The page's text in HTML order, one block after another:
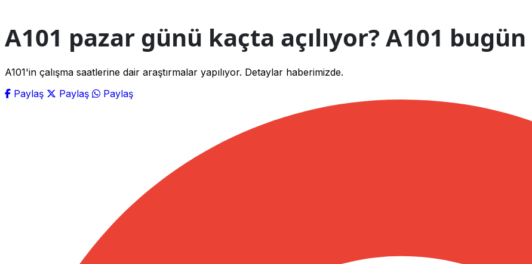
A101 pazar günü kaçta açılıyor? A101
A101'in çalışma saatlerine dair araştırmalar yapılıyor. Detaylar haberimizde.
Paylaş
Paylaş Paylaş